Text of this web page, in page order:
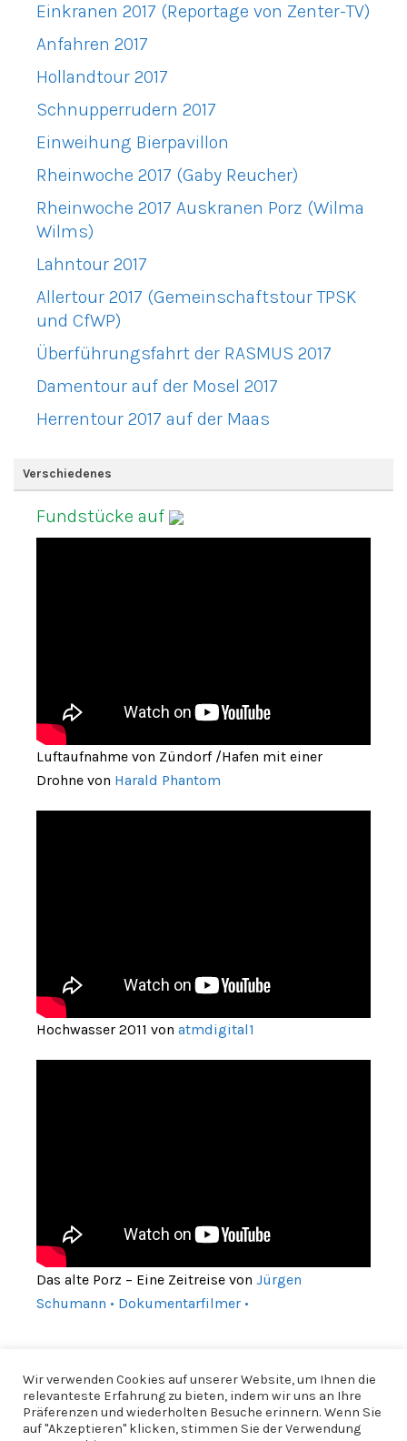
Einkranen 2017 (Reportage von Zenter-TV)
Anfahren 2017
Hollandtour 2017
Schnupperrudern 2017
Einweihung Bierpavillon
Rheinwoche 2017 (Gaby Reucher)
Rheinwoche 2017 Auskranen Porz (Wilma
Wilms)
Lahntour 2017
Allertour 2017 (Gemeinschaftstour TPSK
und CfWP)
Überführungsfahrt der RASMUS 2017
Damentour auf der Mosel 2017
Herrentour 2017 auf der Maas
Verschiedenes
Fundstücke auf
Luftaufnahme von Zündorf /Hafen mit einer
Drohne von Harald Phantom
Hochwasser 2011 von atmdigital1
Das alte Porz – Eine Zeitreise von Jürgen
Schumann • Dokumentarfilmer •
Wir verwenden Cookies auf unserer Website, um Ihnen die
relevanteste Erfahrung zu bieten, indem wir uns an Ihre
Präferenzen und wiederholten Besuche erinnern. Wenn Sie
auf "Akzeptieren" klicken, stimmen Sie der Verwendung